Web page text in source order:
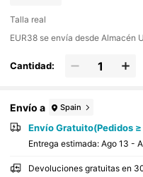
Talla real
​EUR38 se envía desde Almacén
Cantidad:
Envío a Spain
Envío Gratuito(Pedidos
Entrega estimada: Ago 13 -
Devoluciones gratuitas en